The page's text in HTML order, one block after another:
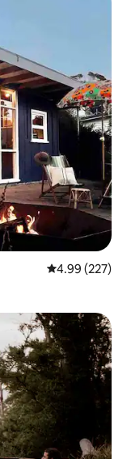
レビュー227
4.99 (227)